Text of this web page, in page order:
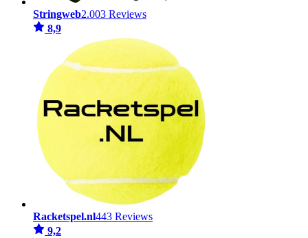
Stringweb2.003 Reviews
8,9
Racketspel.nl443 Reviews
9,2